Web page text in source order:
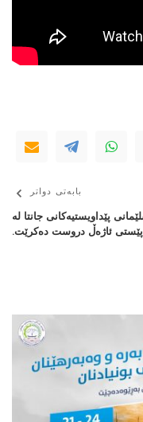
بابەتی دواتر
پێداویستیەکانی جانتا لە
پێستی ئاژەڵ دروست دەکرێت.